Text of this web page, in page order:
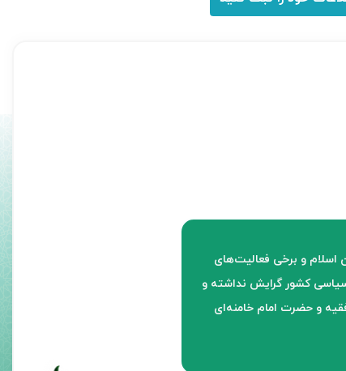
و رزمندگان اسلام و برخی فعالیت‌های
کشور گرایش نداشته و
و حضرت امام خامنه‌ای